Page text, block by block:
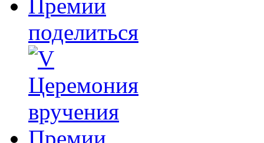
поделиться